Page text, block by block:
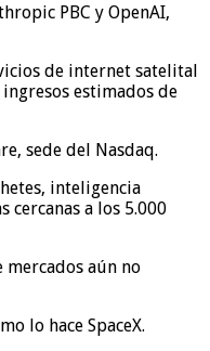
PBC y OpenAI,
de internet satelital
estimados de
sede del Nasdaq.
inteligencia
a los 5.000
mercados aún no
lo hace SpaceX.